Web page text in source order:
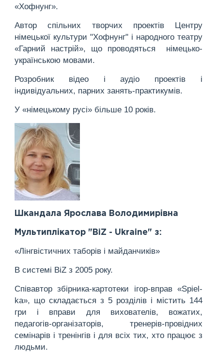
«Хофнунг».
Автор спільних творчих проектів Центру
німецької культури "Хофнунг" і народного театру
«Гарний настрій», що проводяться німецько-
українською мовами.
Розробник відео і аудіо проектів і
індивідуальних, парних занять-практикумів.
У «німецькому русі» більше 10 років.
Шкандала Ярослава Володимирівна
Мультиплікатор "BiZ - Ukraine" з:
«Лінгвістичних таборів і майданчиків»
В системі BiZ з 2005 року.
Співавтор збірника-картотеки ігор-вправ «Spiel-
ka», що складається з 5 розділів і містить 144
гри і вправи для вихователів, вожатих,
педагогів-організаторів, тренерів-провідних
семінарів і тренінгів і для всіх тих, хто працює з
людьми.